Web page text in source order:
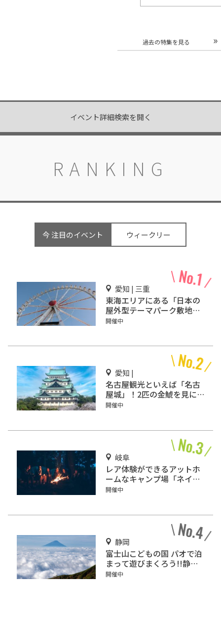
イベント詳細検索を開く
RANKING
今 注目のイベント ウィークリー
愛知 | 三重
東海エリアにある「日本の
屋外型テーマパーク敷地面
積ランキング」入りしてい
開催中
愛知 |
名古屋観光といえば「名古
屋城」！2匹の金鯱を見に
行こう
開催中
岐阜
レア体験ができるアットホ
ームなキャンプ場「ネイチ
ャーランドかみのほ」
開催中
静岡
富士山こどもの国 パオで泊
まって遊びまくろう!!静岡
の人気冒険王国!!
開催中
過去の特集を見る